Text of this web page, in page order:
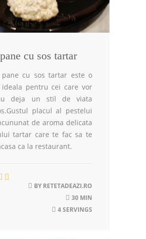
cu sos tartar
pane cu sos tartar este o
ideala pentru cei care vor
deja un stil de viata
placul al pestelui
de aroma delicata
tartar care te fac sa te
ca la restaurant.
BY RETETADEAZI.RO
30 MIN
4 SERVINGS